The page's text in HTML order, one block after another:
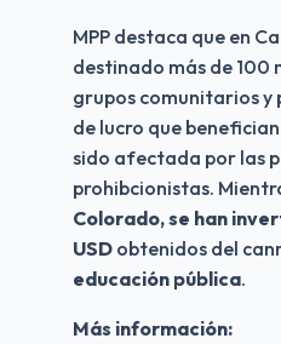
MPP destaca que en
destinado más de 100
grupos comunitarios y
de lucro que
sido afectada por las
Colorado, se han
USD
educación pública.
Más información: